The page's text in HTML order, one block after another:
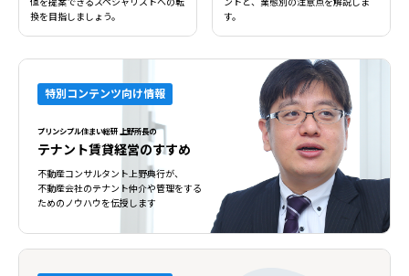
換を目指しましょう。
す。
特別コンテンツ向け情報
プリンシプル住まい総研 上野所長の
テナント賃貸経営のすすめ
不動産コンサルタント上野典行が、
不動産会社のテナント仲介や管理をする
ためのノウハウを伝授します